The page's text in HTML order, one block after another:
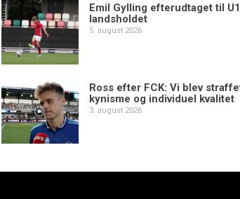
Emil Gylling efterudtaget til
landsholdet
5. august 2026
Ross efter FCK: Vi blev
kynisme og individuel kvalitet
3. august 2026